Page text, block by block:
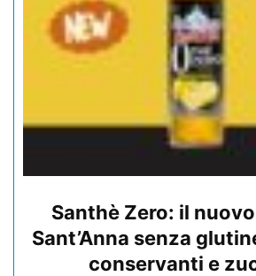
Santhè Zero: il
Sant’Anna senza
conservanti e